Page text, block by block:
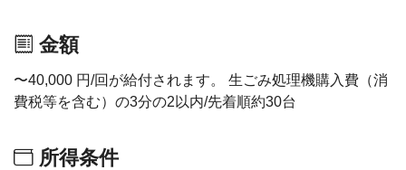
金額
〜40,000 円/回が給付されます。 生ごみ処理機購入費（消
費税等を含む）の3分の2以内/先着順約30台
所得条件